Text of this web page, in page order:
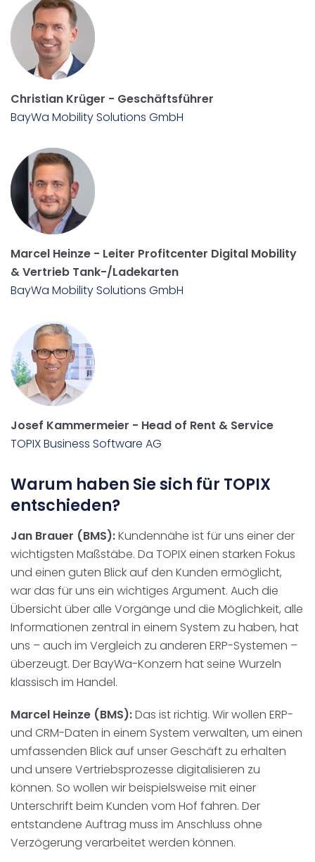
Christian Krüger - Geschäftsführer
BayWa Mobility Solutions GmbH
Marcel Heinze - Leiter Profitcenter Digital Mobility
& Vertrieb Tank-/Ladekarten
BayWa Mobility Solutions GmbH
Josef Kammermeier - Head of Rent & Service
TOPIX Business Software AG
Warum haben Sie sich für TOPIX
entschieden?
Jan Brauer (BMS):Kundennähe ist für uns einer der
wichtigsten Maßstäbe. Da TOPIX einen starken Fokus
und einen guten Blick auf den Kunden ermöglicht,
war das für uns ein wichtiges Argument. Auch die
Übersicht über alle Vorgänge und die Möglichkeit, alle
Informationen zentral in einem System zu haben, hat
uns – auch im Vergleich zu anderen ERP-Systemen –
überzeugt. Der BayWa-Konzern hat seine Wurzeln
klassisch im Handel.
Marcel Heinze (BMS):Das ist richtig. Wir wollen ERP-
und CRM-Daten in einem System verwalten, um einen
umfassenden Blick auf unser Geschäft zu erhalten
und unsere Vertriebsprozesse digitalisieren zu
können. So wollen wir beispielsweise mit einer
Unterschrift beim Kunden vom Hof fahren. Der
entstandene Auftrag muss im Anschluss ohne
Verzögerung verarbeitet werden können.